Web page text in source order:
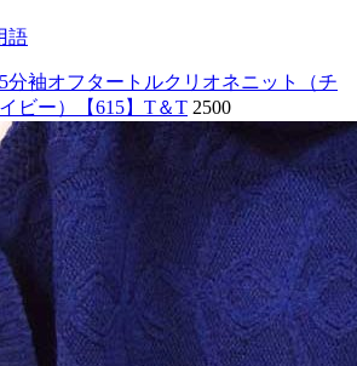
語
分袖オフタートルクリオネニット（チ
ビー）【615】T＆T 2500